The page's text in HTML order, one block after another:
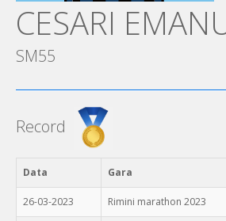
CESARI
SM55
Record
Data Gara
26-03-2023 Rimini marathon 2023